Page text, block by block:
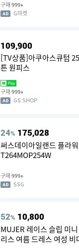
구매 999+
G마켓
109,900
[TV상품]아쿠아스큐텀
튼 원피스
구매 999+
GS SHOP
24% 175,028
써스데이아일랜드 플라
T264MOP254W
구매 999+
SSG
52% 10,800
MUJER 레이스 슬립 미
리스 여름 드레스 여성